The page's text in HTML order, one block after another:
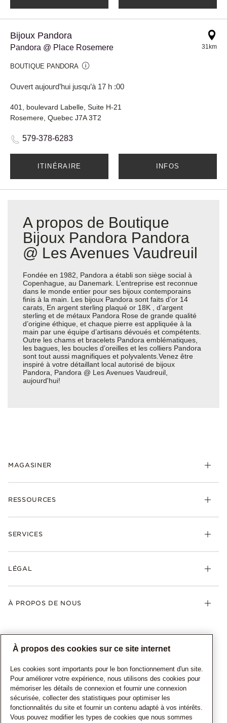
Bijoux Pandora
Pandora @ Place Rosemere
BOUTIQUE PANDORA
Ouvert aujourd’hui jusqu’à 17 h :00
31km
401, boulevard Labelle, Suite H-21
Rosemere, Quebec J7A 3T2
579-378-6283
ITINÉRAIRE INFOS
A propos de Boutique
Bijoux Pandora Pandora
@ Les Avenues Vaudreuil
Fondée en 1982, Pandora a établi son siège social à
Copenhague, au Danemark. L’entreprise est reconnue
dans le monde entier pour ses bijoux contemporains
finis à la main. Les bijoux Pandora sont faits d’or 14
carats, En argent sterling plaqué or 18K , d’argent
sterling et de métaux Pandora Rose de grande qualité
d’origine éthique, et chaque pierre est appliquée à la
main par une équipe d’artisans dévoués et compétents.
Outre les chams et bracelets Pandora emblématiques,
les bagues, les boucles d’oreilles et les colliers Pandora
sont tout aussi magnifiques et polyvalents.Venez être
inspiré à votre détaillant local autorisé de bijoux
Pandora, Pandora @ Les Avenues Vaudreuil,
aujourd'hui!
MAGASINER
RESSOURCES
SERVICES
LÉGAL
À PROPOS DE NOUS
CANADA Français
© TOUS DROITS RESERVES. 2026 Pandora
À propos des cookies sur ce site internet
Les cookies sont importants pour le bon fonctionnement d'un site.
Pour améliorer votre expérience, nous utilisons des cookies pour
mémoriser les détails de connexion et fournir une connexion
sécurisée, collecter des statistiques pour optimiser les
fonctionnalités du site et fournir un contenu adapté à vos intérêts.
Vous pouvez modifier les types de cookies que nous sommes